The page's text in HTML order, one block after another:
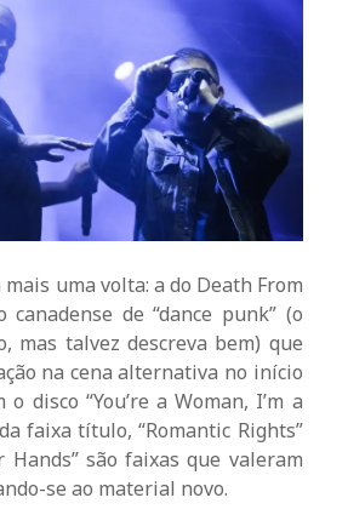
uma volta: a do Death From
canadense de “dance punk” (o
mas talvez descreva bem) que
na cena alternativa no início
disco “You’re a Woman, I’m a
faixa título, “Romantic Rights”
Hands” são faixas que valeram
se ao material novo.